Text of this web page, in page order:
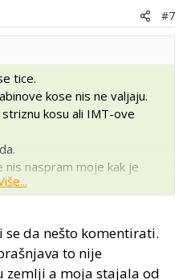
#7
tice.
kose nis ne valjaju.
striznu kosu ali IMT-ove
nis naspram moje kak je
zuba, svake sitnice,
u reduktoru, pofarbana na
se da nešto komentirati.
to nije
zemlji a moja stajala od